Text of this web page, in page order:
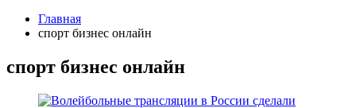
Главная
спорт бизнес онлайн
спорт бизнес онлайн